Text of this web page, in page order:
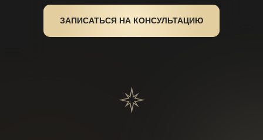
ЗАПИСАТЬСЯ НА КОНСУЛЬТАЦИЮ